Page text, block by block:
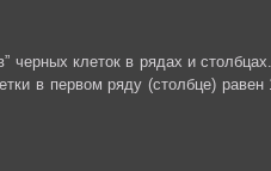
черных клеток в рядах и
в первом ряду (столбце)